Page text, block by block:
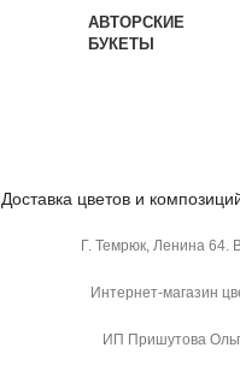
АВТОРСКИЕ
БУКЕТЫ
Доставка цветов и
Г. Темрюк, Ленина 64.
Интернет-магазин
ИП Пришутова